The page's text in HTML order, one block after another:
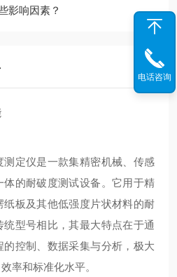
影响因素？
定仪是一款集精密机械、传感
的耐破度测试设备。它用于精
板及其他低强度片状材料的耐
型号相比，其最大特点在于通
控制、数据采集与分析，极大
率和标准化水平。
电话咨询